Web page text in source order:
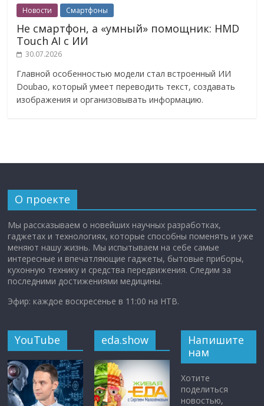
Новости Смартфоны
Не смартфон, а «умный» помощник: HMD
Touch AI с ИИ
30.07.2026
Главной особенностью модели стал встроенный ИИ
Doubao, который умеет переводить текст, создавать
изображения и организовывать информацию.
О проекте
Мы рассказываем о новейших научных разработках,
гаджетах и технологиях, которые способны поменять и уже
меняют нашу жизнь. Мы испытываем на себе самые
интересные и впечатляющие гаджеты, бытовые приборы,
кухонную технику и средства передвижения. Следим за
последними достижениями медицины.
Эфир: каждое воскресенье в 11:00 на НТВ.
YouTube eda.show
Напишите
нам
Хотите
поделиться
новостью,